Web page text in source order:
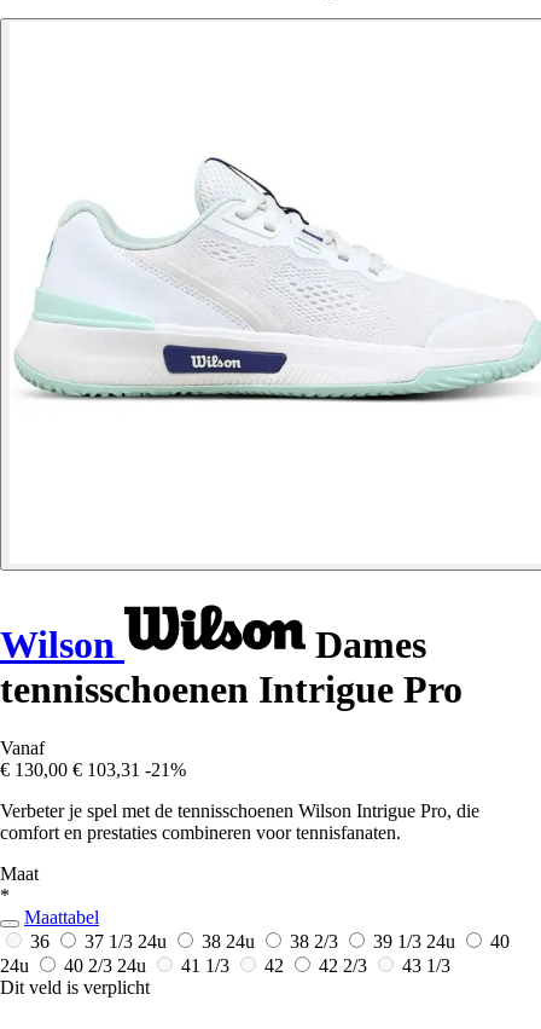
Wilson
Dames
tennisschoenen Intrigue Pro
Vanaf
€ 130,00 € 103,31 -21%
Verbeter je spel met de tennisschoenen Wilson Intrigue Pro, die
comfort en prestaties combineren voor tennisfanaten.
Maat
*
Maattabel
36
37 1/3 24u 38 24u 38 2/3 39 1/3 24u
40
24u
40 2/3 24u 41 1/3 42 42 2/3
43 1/3
Dit veld is verplicht